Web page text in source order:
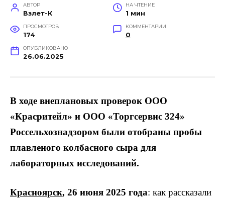
АВТОР
Взлет-К
НА ЧТЕНИЕ
1 мин
ПРОСМОТРОВ
174
КОММЕНТАРИИ
0
ОПУБЛИКОВАНО
26.06.2025
В ходе внеплановых проверок ООО
«Красритейл» и ООО «Торгсервис 324»
Россельхознадзором были отобраны пробы
плавленого колбасного сыра для
лабораторных исследований.
Красноярск, 26 июня 2025 года: как рассказали